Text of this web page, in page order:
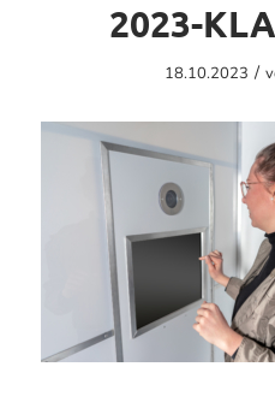
2023-
18.10.2023 /